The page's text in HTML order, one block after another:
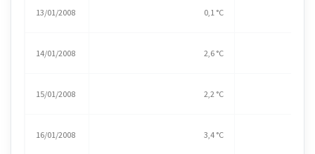
13/01/2008 0,1 °C
14/01/2008 2,6 °C
15/01/2008 2,2 °C
16/01/2008 3,4 °C